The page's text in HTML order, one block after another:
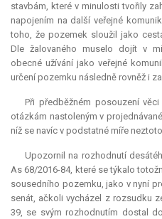
stavbám, které v minulosti tvořily
napojením na další veřejné
toho, že pozemek sloužil jako
Dle žalovaného muselo dojít v
obecné užívání jako veřejné
určení pozemku následně rovněž i
Při předběžném posouzení
otázkám nastoleným v
níž se navíc v podstatné míře
Upozornil na rozhodnutí
As 68/2016-84, které se týkalo
sousedního pozemku, jako v nyní
senát, ačkoli vycházel z rozsudku
39, se svým rozhodnutím dostal